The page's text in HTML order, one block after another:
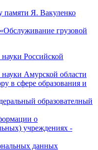
памяти Я. Вакуленко
грузовой
Российской
Амурской области
в сфере образования и
образователный
о
учреждениях -
данных